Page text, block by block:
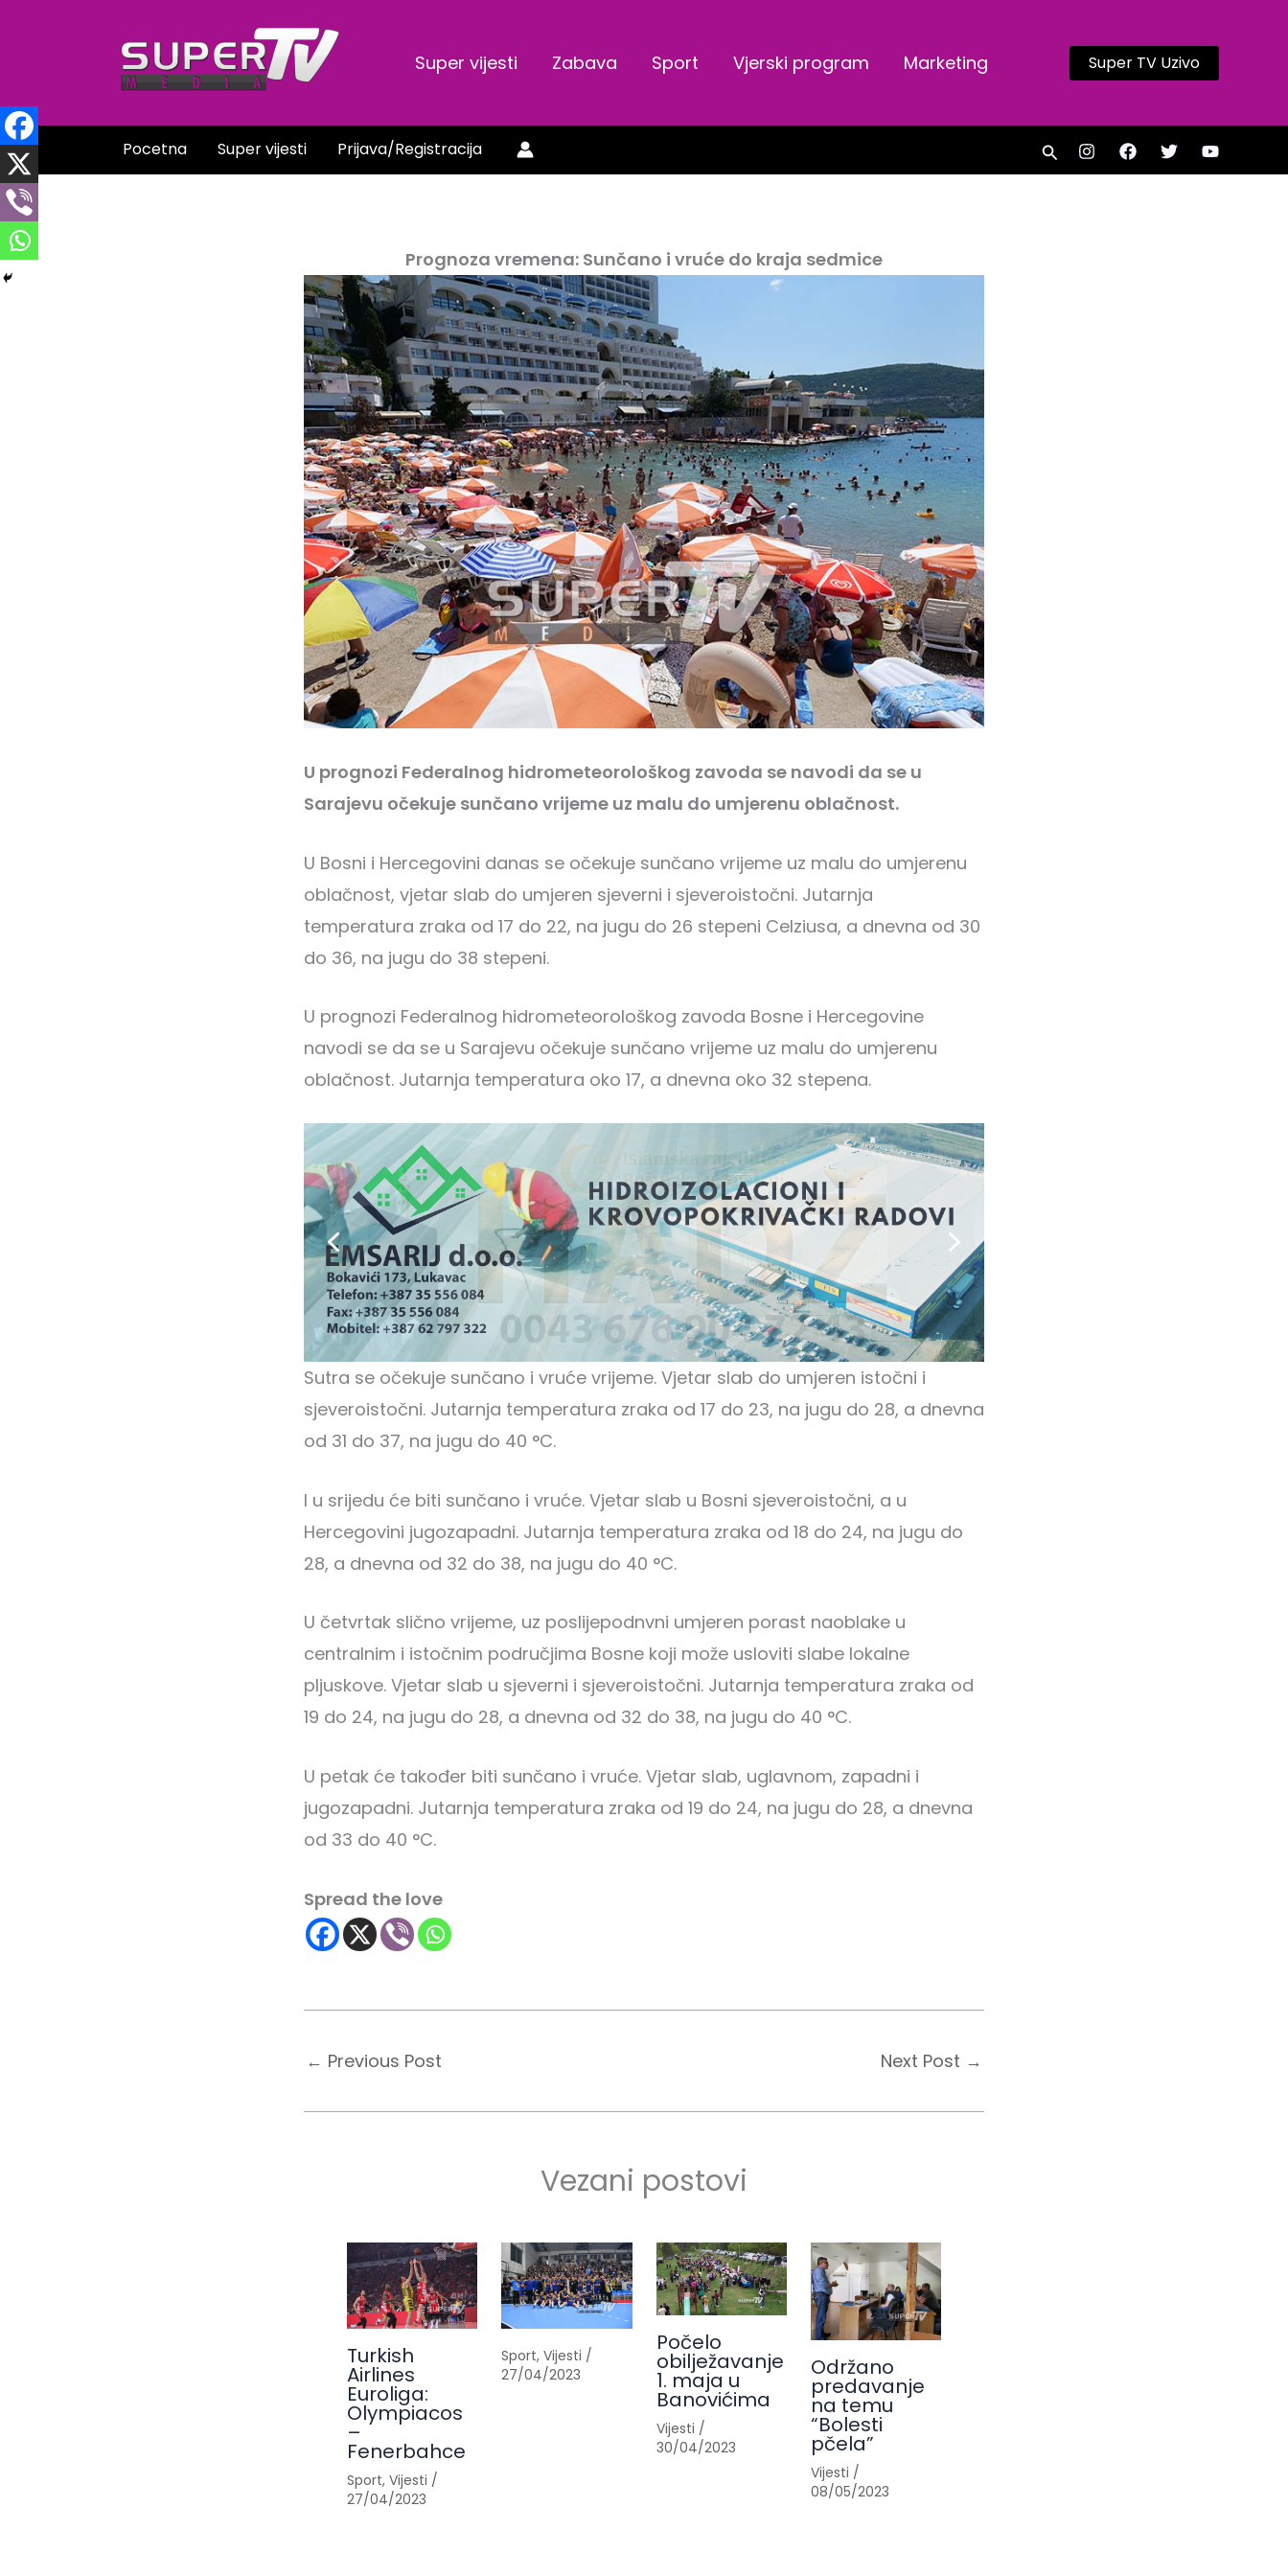
Super vijesti Zabava Sport Vjerski program Marketing Super TV Uzivo
Pocetna Super vijesti Prijava/Registracija Search
Prognoza vremena: Sunčano i vruće do kraja sedmice
U prognozi Federalnog hidrometeorološkog zavoda se navodi da se u
Sarajevu očekuje sunčano vrijeme uz malu do umjerenu oblačnost.
U Bosni i Hercegovini danas se očekuje sunčano vrijeme uz malu do umjerenu
oblačnost, vjetar slab do umjeren sjeverni i sjeveroistočni. Jutarnja
temperatura zraka od 17 do 22, na jugu do 26 stepeni Celziusa, a dnevna od 30
do 36, na jugu do 38 stepeni.
U prognozi Federalnog hidrometeorološkog zavoda Bosne i Hercegovine
navodi se da se u Sarajevu očekuje sunčano vrijeme uz malu do umjerenu
oblačnost. Jutarnja temperatura oko 17, a dnevna oko 32 stepena.
Sutra se očekuje sunčano i vruće vrijeme. Vjetar slab do umjeren istočni i
sjeveroistočni. Jutarnja temperatura zraka od 17 do 23, na jugu do 28, a dnevna
od 31 do 37, na jugu do 40 °C.
I u srijedu će biti sunčano i vruće. Vjetar slab u Bosni sjeveroistočni, a u
Hercegovini jugozapadni. Jutarnja temperatura zraka od 18 do 24, na jugu do
28, a dnevna od 32 do 38, na jugu do 40 °C.
U četvrtak slično vrijeme, uz poslijepodnvni umjeren porast naoblake u
centralnim i istočnim područjima Bosne koji može usloviti slabe lokalne
pljuskove. Vjetar slab u sjeverni i sjeveroistočni. Jutarnja temperatura zraka od
19 do 24, na jugu do 28, a dnevna od 32 do 38, na jugu do 40 °C.
U petak će također biti sunčano i vruće. Vjetar slab, uglavnom, zapadni i
jugozapadni. Jutarnja temperatura zraka od 19 do 24, na jugu do 28, a dnevna
od 33 do 40 °C.
Spread the love
← Previous Post Next Post →
Vezani postovi
Turkish
Airlines
Euroliga:
Olympiacos
–
Fenerbahce
Sport, Vijesti /
27/04/2023
Sport,Vijesti /
27/04/2023
Počelo
obilježavanje
1. maja u
Banovićima
Vijesti /
30/04/2023
Održano
predavanje
na temu
“Bolesti
pčela”
Vijesti /
08/05/2023